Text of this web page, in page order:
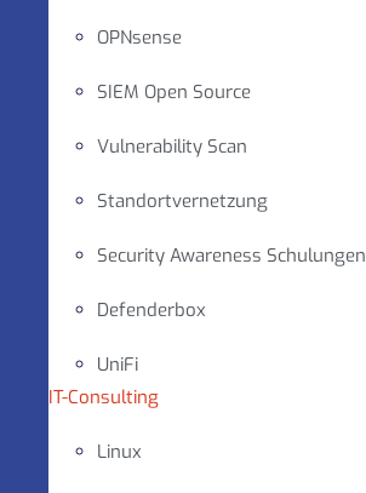
OPNsense
SIEM Open Source
Vulnerability Scan
Standortvernetzung
Security Awareness Schulungen
Defenderbox
UniFi
IT-Consulting
Linux